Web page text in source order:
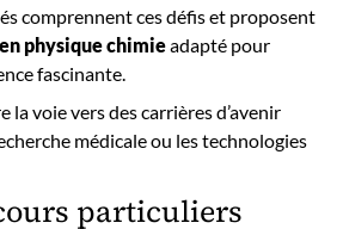
comprennent ces défis et proposent
en physique chimieadapté pour
fascinante.
la voie vers des carrières d’avenir
médicale ou les technologies
particuliers